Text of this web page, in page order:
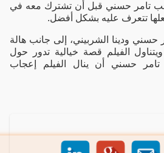
تامر حسني قبل أن تشترك معه في
جعلها تتعرف عليه بشكل أفضل.
حسني ودينا الشربيني، إلى جانب هالة
الفيلم قصة خيالية تدور حول
تامر حسني أن ينال الفيلم إعجاب